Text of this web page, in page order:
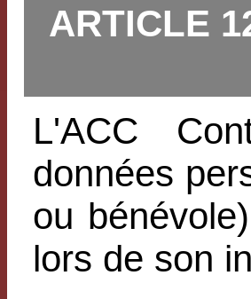
ARTICLE
L'ACC
données
ou
lors de son